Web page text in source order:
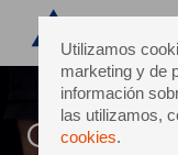
Utilizamos
marketing y de
información
las utilizamos,
cookies.